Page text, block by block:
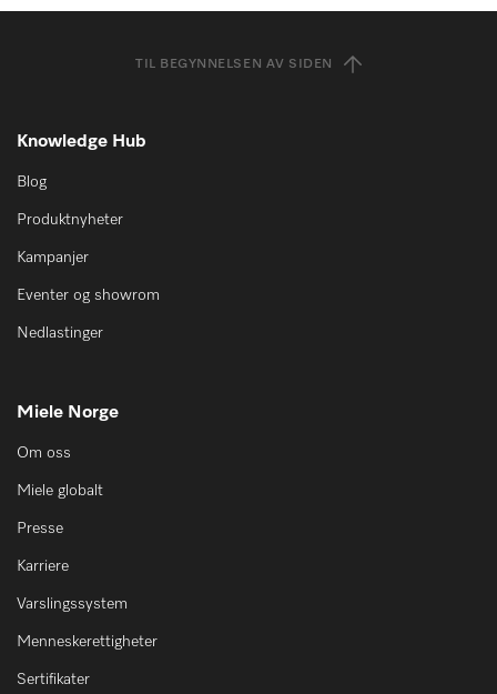
TIL BEGYNNELSEN AV SIDEN
Knowledge Hub
Blog
Produktnyheter
Kampanjer
Eventer og showrom
Nedlastinger
Miele Norge
Om oss
Miele globalt
Presse
Karriere
Varslingssystem
Menneskerettigheter
Sertifikater